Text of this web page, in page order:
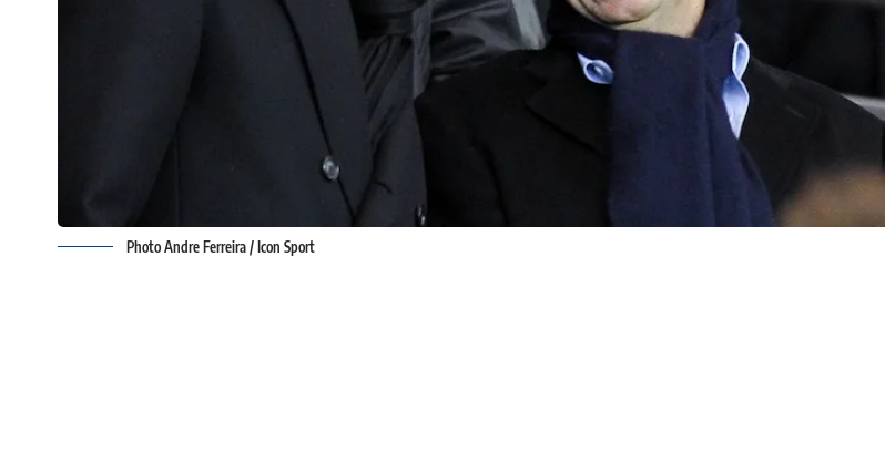
Photo Andre Ferreira / Icon Sport